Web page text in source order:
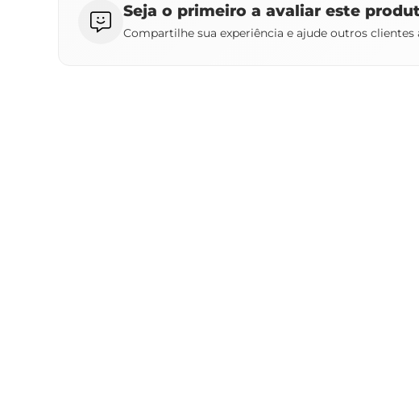
Seja o primeiro a avaliar este
Compartilhe sua experiência e ajude outros